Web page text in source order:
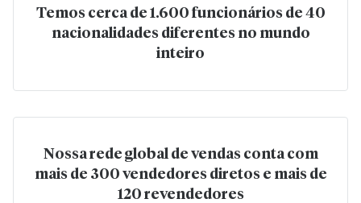
Temos cerca de 1.600 funcionários de 40
nacionalidades diferentes no mundo
inteiro
Nossa rede global de vendas conta com
mais de 300 vendedores diretos e mais de
120 revendedores